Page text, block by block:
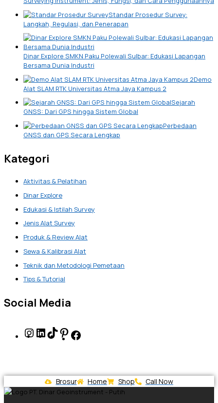
Standar Prosedur Survey:
Langkah, Regulasi, dan Penerapan
Dinar Explore SMKN Paku Polewali Sulbar: Edukasi Lapangan
Bersama Dunia Industri
Demo
Alat SLAM RTK Universitas Atma Jaya Kampus 2
Sejarah
GNSS: Dari GPS hingga Sistem Global
Perbedaan
GNSS dan GPS Secara Lengkap
Kategori
Aktivitas & Pelatihan
Dinar Explore
Edukasi & Istilah Survey
Jenis Alat Survey
Produk & Review Alat
Sewa & Kalibrasi Alat
Teknik dan Metodologi Pemetaan
Tips & Tutorial
Social Media
Brosur Home Shop Call Now